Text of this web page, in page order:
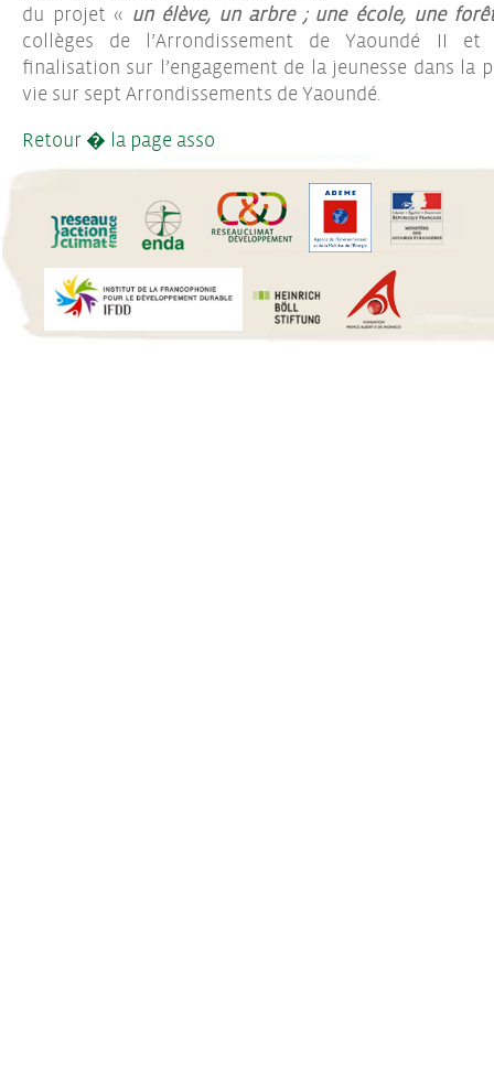
du projet « un élève, un arbre ; une école, une
collèges de l’Arrondissement de Yaoundé II et
finalisation sur l’engagement de la jeunesse dans la
vie sur sept Arrondissements de Yaoundé.
Retour � la page asso